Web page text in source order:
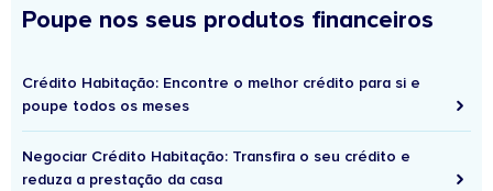
Poupe nos seus produtos financeiros
Crédito Habitação: Encontre o melhor crédito para si e
poupe todos os meses
Negociar Crédito Habitação: Transfira o seu crédito e
reduza a prestação da casa